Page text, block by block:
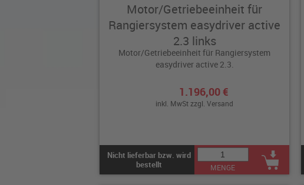
Motor/Getriebeeinheit für
Rangiersystem easydriver active
2.3 links
Motor/Getriebeeinheit für Rangiersystem
easydriver active 2.3.
1.196,00 €
inkl. MwSt zzgl.Versand
Nicht lieferbar bzw. wird
bestellt
MENGE